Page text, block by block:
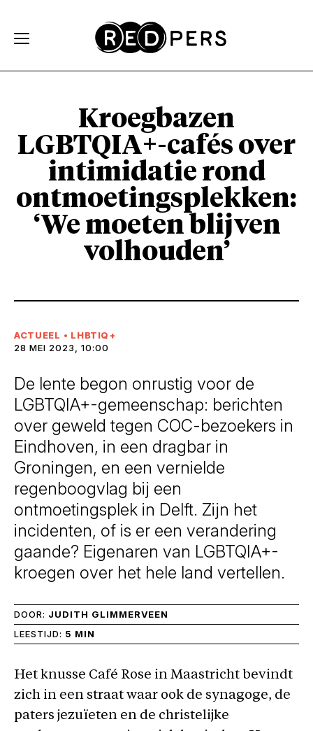
Kroegbazen
LGBTQIA+-cafés over
intimidatie rond
ontmoetingsplekken:
‘We moeten blijven
volhouden’
ACTUEEL • LHBTIQ+
28 MEI 2023, 10:00
De lente begon onrustig voor de
LGBTQIA+-gemeenschap: berichten
over geweld tegen COC-bezoekers in
Eindhoven, in een dragbar in
Groningen, en een vernielde
regenboogvlag bij een
ontmoetingsplek in Delft. Zijn het
incidenten, of is er een verandering
gaande? Eigenaren van LGBTQIA+-
kroegen over het hele land vertellen.
DOOR: JUDITH GLIMMERVEEN
LEESTIJD: 5 MIN
Het knusse Café Rose in Maastricht bevindt
zich in een straat waar ook de synagoge, de
paters jezuïeten en de christelijke